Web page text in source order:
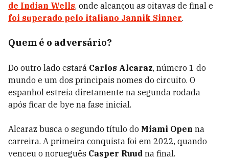
de Indian Wells, onde alcançou as oitavas de final e
foi superado pelo italiano Jannik Sinner.
Quem é o adversário?
Do outro lado estará Carlos Alcaraz, número 1 do
mundo e um dos principais nomes do circuito. O
espanhol estreia diretamente na segunda rodada
após ficar de bye na fase inicial.
Alcaraz busca o segundo título do Miami Open na
carreira. A primeira conquista foi em 2022, quando
venceu o norueguês Casper Ruud na final.